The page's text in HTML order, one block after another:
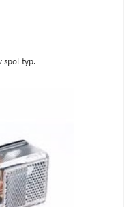
spol typ.